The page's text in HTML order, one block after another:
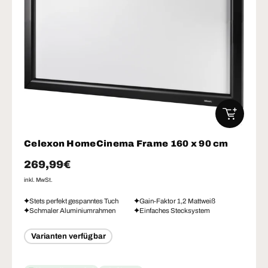
Celexon HomeCinema Frame 160 x 90 cm
Normaler Preis
269,99€
inkl. MwSt.
Stets perfekt gespanntes Tuch
Gain-Faktor 1,2 Mattweiß
Schmaler Aluminiumrahmen
Einfaches Stecksystem
Varianten verfügbar
IN DEN